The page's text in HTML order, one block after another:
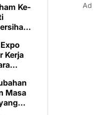
Ke-
Kerja
Masa
Ad